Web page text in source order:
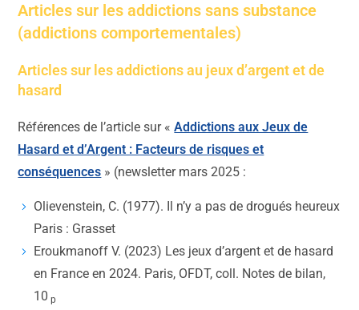
Articles sur les addictions sans substance
(addictions comportementales)
Articles sur les addictions au jeux d’argent et de
hasard
Références de l’article sur «Addictions aux Jeux de
Hasard et d’Argent : Facteurs de risques et
conséquences » (newsletter mars 2025 :
Olievenstein, C. (1977). Il n’y a pas de drogués heureux
Paris : Grasset
Eroukmanoff V. (2023) Les jeux d’argent et de hasard
en France en 2024. Paris, OFDT, coll. Notes de bilan,
10 p